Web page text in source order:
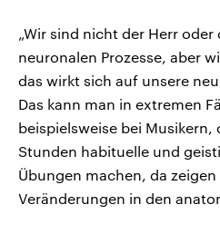
„Wir sind nicht der Herr
neuronalen Prozesse, aber
das wirkt sich auf unsere
Das kann man in extremen
beispielsweise bei Musikern,
Stunden habituelle und
Übungen machen, da
Veränderungen in den